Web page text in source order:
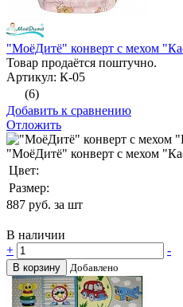
"МоёДитё" конверт с мехом
Товар продаётся поштучно.
Артикул: К-05
(6)
Добавить к сравнению
Отложить
"МоёДитё" конверт с мехом
Цвет:
Размер:
887 руб. за шт
В наличии
+
-
В корзину Добавлено